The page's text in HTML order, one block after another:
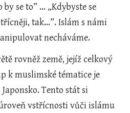
se to” … „Kdybyste se
tak…”. Islám s námi
necháváme.
rovněž země, jejíž celkový
k muslimské tématice je
Tento stát si
vstřícnosti vůči islámu